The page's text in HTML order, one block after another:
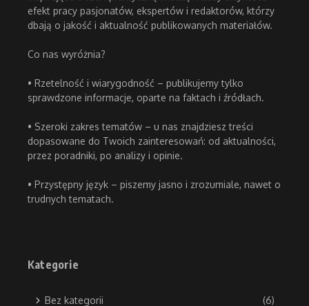
efekt pracy pasjonatów, ekspertów i redaktorów, którzy
dbają o jakość i aktualność publikowanych materiałów.
Co nas wyróżnia?
• Rzetelność i wiarygodność – publikujemy tylko
sprawdzone informacje, oparte na faktach i źródłach.
• Szeroki zakres tematów – u nas znajdziesz treści
dopasowane do Twoich zainteresowań: od aktualności,
przez poradniki, po analizy i opinie.
• Przystępny język – piszemy jasno i zrozumiale, nawet o
trudnych tematach.
Kategorie
Bez kategorii (6)